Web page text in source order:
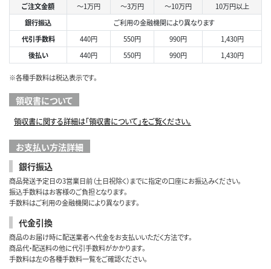
ご注文金額 ～1万円 ～3万円 ～10万円
10万円以上
銀行振込
ご利用の金融機関により異なります
代引手数料
440円 550円 990円
1,430円
後払い
440円 550円 990円 1,430円
※各種手数料は税込表示です。
領収書について
領収書に関する詳細は「領収書について」をご覧ください。
お支払い方法詳細
銀行振込
商品発送予定日の3営業日前（土日祝除く）までに指定の口座にお振込みください。
振込手数料はお客様のご負担となります。
手数料はご利用の金融機関により異なります。
代金引換
商品のお届け時に配送業者へ代金をお支払いいただく方法です。
商品代・配送料の他に代引手数料がかかります。
手数料は左の各種手数料一覧をご確認ください。